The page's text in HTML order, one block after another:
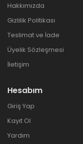
Hakkımızda
Gizlilik Politikası
Teslimat ve İade
Üyelik Sözleşmesi
İletişim
Hesabım
Giriş Yap
Kayıt Ol
Yardım